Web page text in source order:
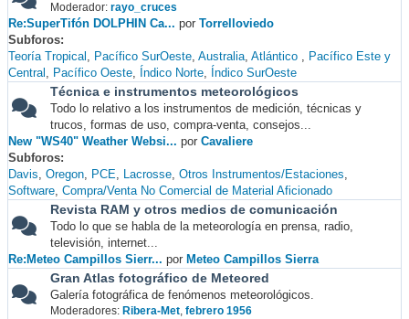
Moderador: rayo_cruces
Re:SuperTifón DOLPHIN Ca... por Torrelloviedo
Subforos
Teoría Tropical
Pacífico SurOeste Australia Atlántico
Pacífico Este y
Central
Pacífico Oeste Índico Norte Índico SurOeste
Técnica e instrumentos meteorológicos
Todo lo relativo a los instrumentos de medición, técnicas y
trucos, formas de uso, compra-venta, consejos...
New "WS40" Weather Websi... por Cavaliere
Subforos
Davis Oregon PCE Lacrosse Otros Instrumentos/Estaciones
Software Compra/Venta No Comercial de Material Aficionado
Revista RAM y otros medios de comunicación
Todo lo que se habla de la meteorología en prensa, radio,
televisión, internet...
Re:Meteo Campillos Sierr... por Meteo Campillos Sierra
Gran Atlas fotográfico de Meteored
Galería fotográfica de fenómenos meteorológicos.
Moderadores: Ribera-Met, febrero 1956